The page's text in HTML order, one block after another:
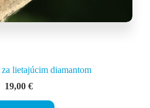
lietajúcim diamantom
19,00 €